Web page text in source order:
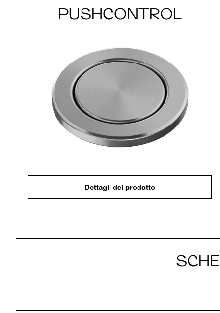
PUSHCONTROL
Dettagli del prodotto